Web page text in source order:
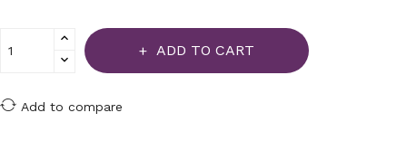
ADD TO CART
Add to compare